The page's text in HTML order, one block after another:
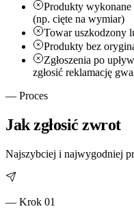
Produkty wykonane
(np. cięte na wymiar)
Towar uszkodzony
Produkty bez
Zgłoszenia po
zgłosić reklamację
— Proces
Jak zgłosić zwrot
Najszybciej i najwygodniej
— Krok 01